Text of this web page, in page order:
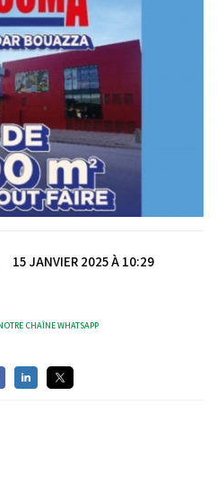
15 JANVIER 2025 À 10:29
CHAÎNE WHATSAPP